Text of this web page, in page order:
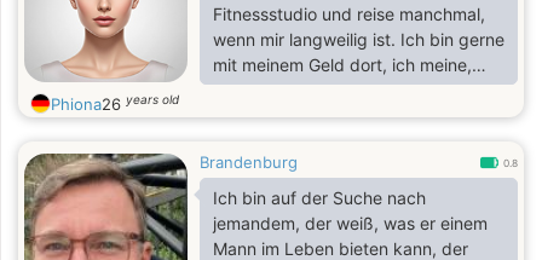
Fitnessstudio und reise manchmal,
wenn mir langweilig ist. Ich bin gerne
mit meinem Geld dort, ich meine,
mein richtiger Mann, ich kann sehr
gut kochen, das mag ich
Phiona26 years old
Brandenburg 0.8
Ich bin auf der Suche nach
jemandem, der weiß, was er einem
Mann im Leben bieten kann, der